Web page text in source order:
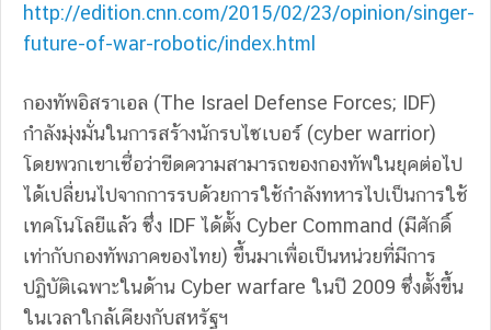
http://edition.cnn.com/2015/02/23/opinion/singer-
future-of-war-robotic/index.html
กองทัพอิสราเอล (The Israel Defense Forces; IDF)
กำลังมุ่งมั่นในการสร้างนักรบไซเบอร์ (cyber warrior)
โดยพวกเขาเชื่อว่าขีดความสามารถของกองทัพในยุคต่อไป
ได้เปลี่ยนไปจากการรบด้วยการใช้กำลังทหารไปเป็นการใช้
เทคโนโลยีแล้ว ซึ่ง IDF ได้ตั้ง Cyber Command (มีศักดิ์
เท่ากับกองทัพภาคของไทย) ขึ้นมาเพื่อเป็นหน่วยที่มีการ
ปฏิบัติเฉพาะในด้าน Cyber warfare ในปี 2009 ซึ่งตั้งขึ้น
ในเวลาใกล้เคียงกับสหรัฐฯ